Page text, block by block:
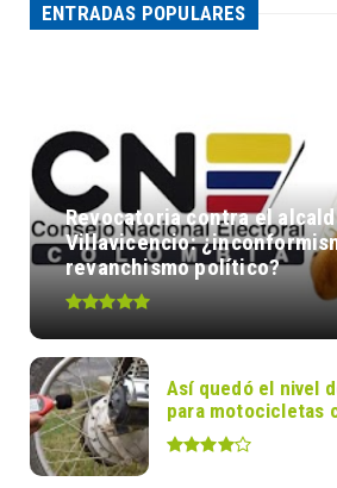
ENTRADAS POPULARES
Revocatoria contra el
Villavicencio:
revanchismo político?
Así quedó el nivel
para motocicletas